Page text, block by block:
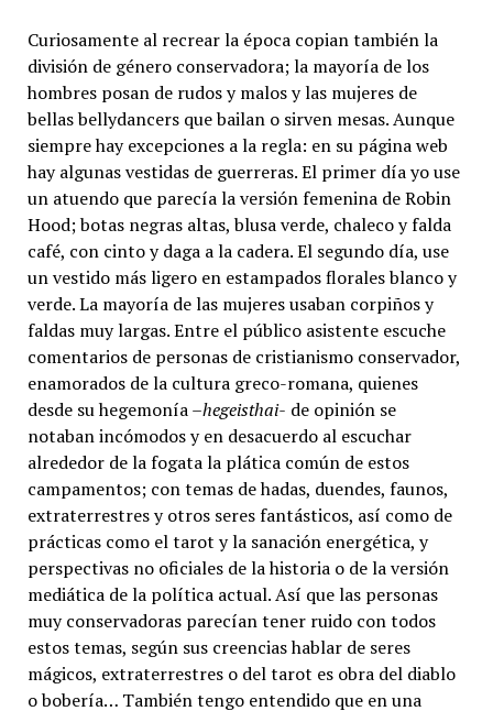
Curiosamente al recrear la época copian también la
división de género conservadora; la mayoría de los
hombres posan de rudos y malos y las mujeres de
bellas bellydancers que bailan o sirven mesas. Aunque
siempre hay excepciones a la regla: en su página web
hay algunas vestidas de guerreras. El primer día yo use
un atuendo que parecía la versión femenina de Robin
Hood; botas negras altas, blusa verde, chaleco y falda
café, con cinto y daga a la cadera. El segundo día, use
un vestido más ligero en estampados florales blanco y
verde. La mayoría de las mujeres usaban corpiños y
faldas muy largas. Entre el público asistente escuche
comentarios de personas de cristianismo conservador,
enamorados de la cultura greco-romana, quienes
desde su hegemonía –hegeisthai- de opinión se
notaban incómodos y en desacuerdo al escuchar
alrededor de la fogata la plática común de estos
campamentos; con temas de hadas, duendes, faunos,
extraterrestres y otros seres fantásticos, así como de
prácticas como el tarot y la sanación energética, y
perspectivas no oficiales de la historia o de la versión
mediática de la política actual. Así que las personas
muy conservadoras parecían tener ruido con todos
estos temas, según sus creencias hablar de seres
mágicos, extraterrestres o del tarot es obra del diablo
o bobería… También tengo entendido que en una